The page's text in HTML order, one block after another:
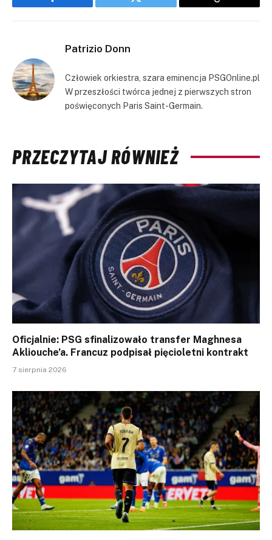
Facebook Twitter
Copy
Patrizio Donn
Człowiek orkiestra, szara eminencja PSGOnline.pl
W przeszłości twórca jednej z pierwszych stron
poświęconych Paris Saint-Germain.
PRZECZYTAJ RÓWNIEŻ
Oficjalnie: PSG sfinalizowało transfer Maghnesa
Akliouche’a. Francuz podpisał pięcioletni kontrakt
7 sierpnia 2026